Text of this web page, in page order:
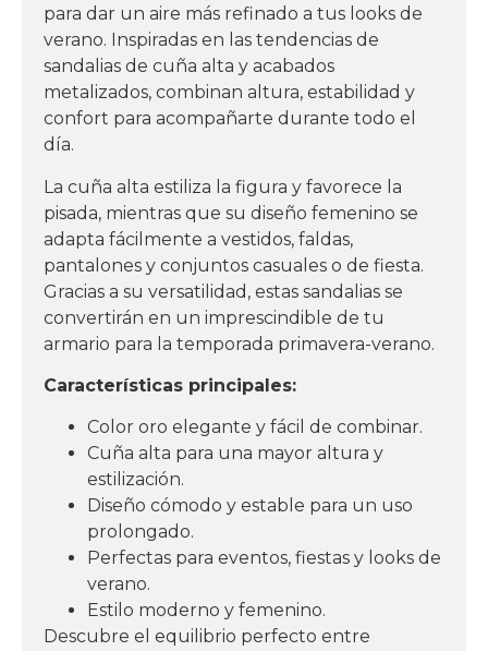
para dar un aire más refinado a tus looks de
verano. Inspiradas en las tendencias de
sandalias de cuña alta y acabados
metalizados, combinan altura, estabilidad y
confort para acompañarte durante todo el
día.
La cuña alta estiliza la figura y favorece la
pisada, mientras que su diseño femenino se
adapta fácilmente a vestidos, faldas,
pantalones y conjuntos casuales o de fiesta.
Gracias a su versatilidad, estas sandalias se
convertirán en un imprescindible de tu
armario para la temporada primavera-verano.
Características principales:
Color oro elegante y fácil de combinar.
Cuña alta para una mayor altura y
estilización.
Diseño cómodo y estable para un uso
prolongado.
Perfectas para eventos, fiestas y looks de
verano.
Estilo moderno y femenino.
Descubre el equilibrio perfecto entre